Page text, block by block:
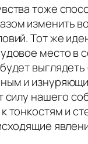
тоже
изменить
Тот же
место в
и
силу нашего
тонкостям и